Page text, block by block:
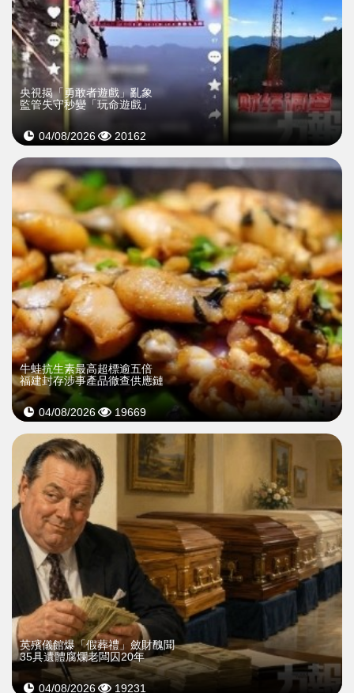
央視揭「勇敢者遊戲」亂象
監管失守秒變「玩命遊戲」
04/08/2026 20162
牛蛙抗生素最高超標逾五倍
福建封存涉事產品徹查供應鏈
04/08/2026 19669
英殯儀館爆「假葬禮」斂財醜聞
35具遺體腐爛老闆囚20年
04/08/2026 19231